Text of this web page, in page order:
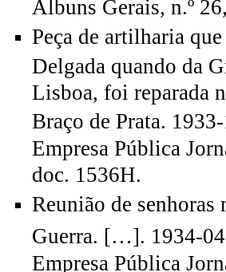
Álbuns Gerais, n.º
Peça de artilharia
Delgada quando da
Lisboa, foi reparada
Braço de Prata. 1933-
Empresa Pública
doc. 1536H.
Reunião de senhoras
Guerra. […]. 1934-
Empresa Pública